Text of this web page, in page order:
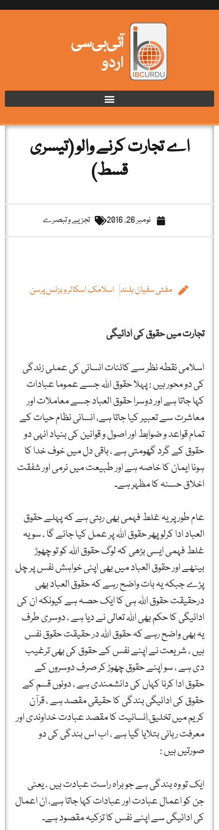
اے تجارت کرنے والو (تیسری
قسط)
نومبر 26, 2016 تجزیے و تبصرے
مفتی سفیان بلند اسلامک اسکالر و بزنس پرسن
تجارت میں حقوق کی ادائیگی
اسلامی نقطہ نظر سے کائنات انسانی کی عملی زندگی
کی دو محور ہیں : پہلا حقوق اللہ جسے عموما عبادات
کہا جاتا ہے اور دوسرا حقوق العباد جسے معاملات اور
معاشرت سے تعبیر کیا جاتا ہے، انسانی نظام حیات کے
تمام قواعد و ضوابط اور اصول و قوانین کی بنیاد انہی دو
حقوق کے گرد گھومتی ہے ، باقی دل میں خوف خدا کا
ہونا ایمان کا خاصہ ہے اور طبیعت میں نرمی اور شفقت
اخلاق حسنہ کا مظہر ہے۔
عام طور پر یہ غلط فہمی بھی رہتی ہے کہ پہلے حقوق
العباد ادا کرلو پھر حقوق اللہ پر عمل کیا جائے گا ، سو یہ
غلط فہمی ایسی بڑھی کہ لوگ حقوق اللہ کو تو چھوڑ
بیٹھے اور حقوق العباد میں بھی اپنی خواہش نفس پر چل
پڑے جبکہ یہ بات واضح رہے کہ حقوق العباد بھی
درحقیقت حقوق اللہ ہی کا ایک حصہ ہے کیونکہ ان کی
ادائیگی کا حکم بھی اللہ تعالی نے دیا ہے ، دوسری طرف
یہ بھی واضح رہے کہ حقوق اللہ در حقیقت حقوق نفس
ہیں ، شریعت نے اپنے نفس کے حقوق کی بھی ترغیب
دی ہے ، سو اپنے حقوق چھوڑ کر صرف دوسروں کے
حقوق ادا کرنا کہاں کی دانشمندی ہے ، دونوں قسم کے
حقوق کی ادائیگی بندگی کا حقیقی مقصد ہے ، قرآن
کریم میں تخلیق ِانسانیت کا مقصد عبادت خداوندی اور
معرفت ربانی بتلایا گیا ہے ، اب اس بندگی کی دو
صورتیں ہیں :
ایک تو وہ بندگی ہے جو براہ راست عبادت ہیں ، یعنی
جن کو اعمال عبادت اور عبادات کہا جاتا ہے، ان اعمال
کی ادائیگی سے اپنے نفس کا تزکیہ مقصود ہے۔